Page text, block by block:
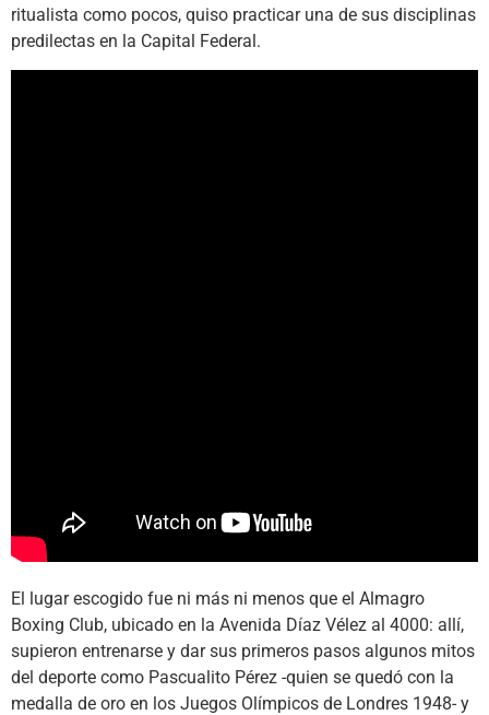
ritualista como pocos, quiso practicar una de sus disciplinas
predilectas en la Capital Federal.
El lugar escogido fue ni más ni menos que el Almagro
Boxing Club, ubicado en la Avenida Díaz Vélez al 4000: allí,
supieron entrenarse y dar sus primeros pasos algunos mitos
del deporte como Pascualito Pérez -quien se quedó con la
medalla de oro en los Juegos Olímpicos de Londres 1948- y